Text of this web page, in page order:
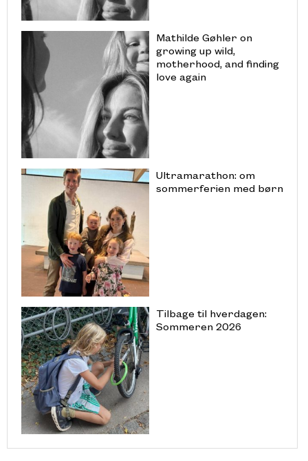
Mathilde Gøhler on
growing up wild,
motherhood, and finding
love again
Ultramarathon: om
sommerferien med børn
Tilbage til hverdagen:
Sommeren 2026